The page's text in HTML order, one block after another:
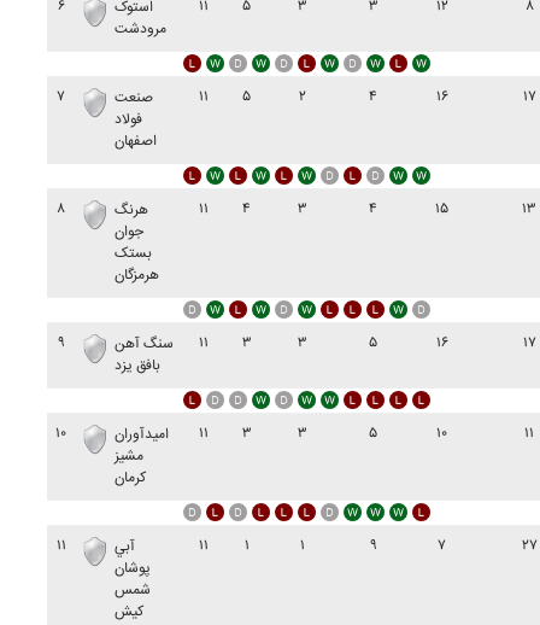
۶
استوک
مرودشت
۱۱ ۵ ۳ ۳ ۱۲ ۸
۷
صنعت
فولاد
اصفهان
۱۱ ۵ ۲ ۴ ۱۶ ۱۷
۸
هرنگ
جوان
بستک
هرمزگان
۱۱ ۴ ۳ ۴ ۱۵ ۱۳
۹
سنگ آهن
بافق يزد
۱۱ ۳ ۳ ۵ ۱۶ ۱۷
۱۰
اميدآوران
مشيز
کرمان
۱۱ ۳ ۳ ۵ ۱۰ ۱۱
۱۱
آبي
پوشان
شمس
کيش
۱۱ ۱ ۱ ۹ ۷ ۲۷